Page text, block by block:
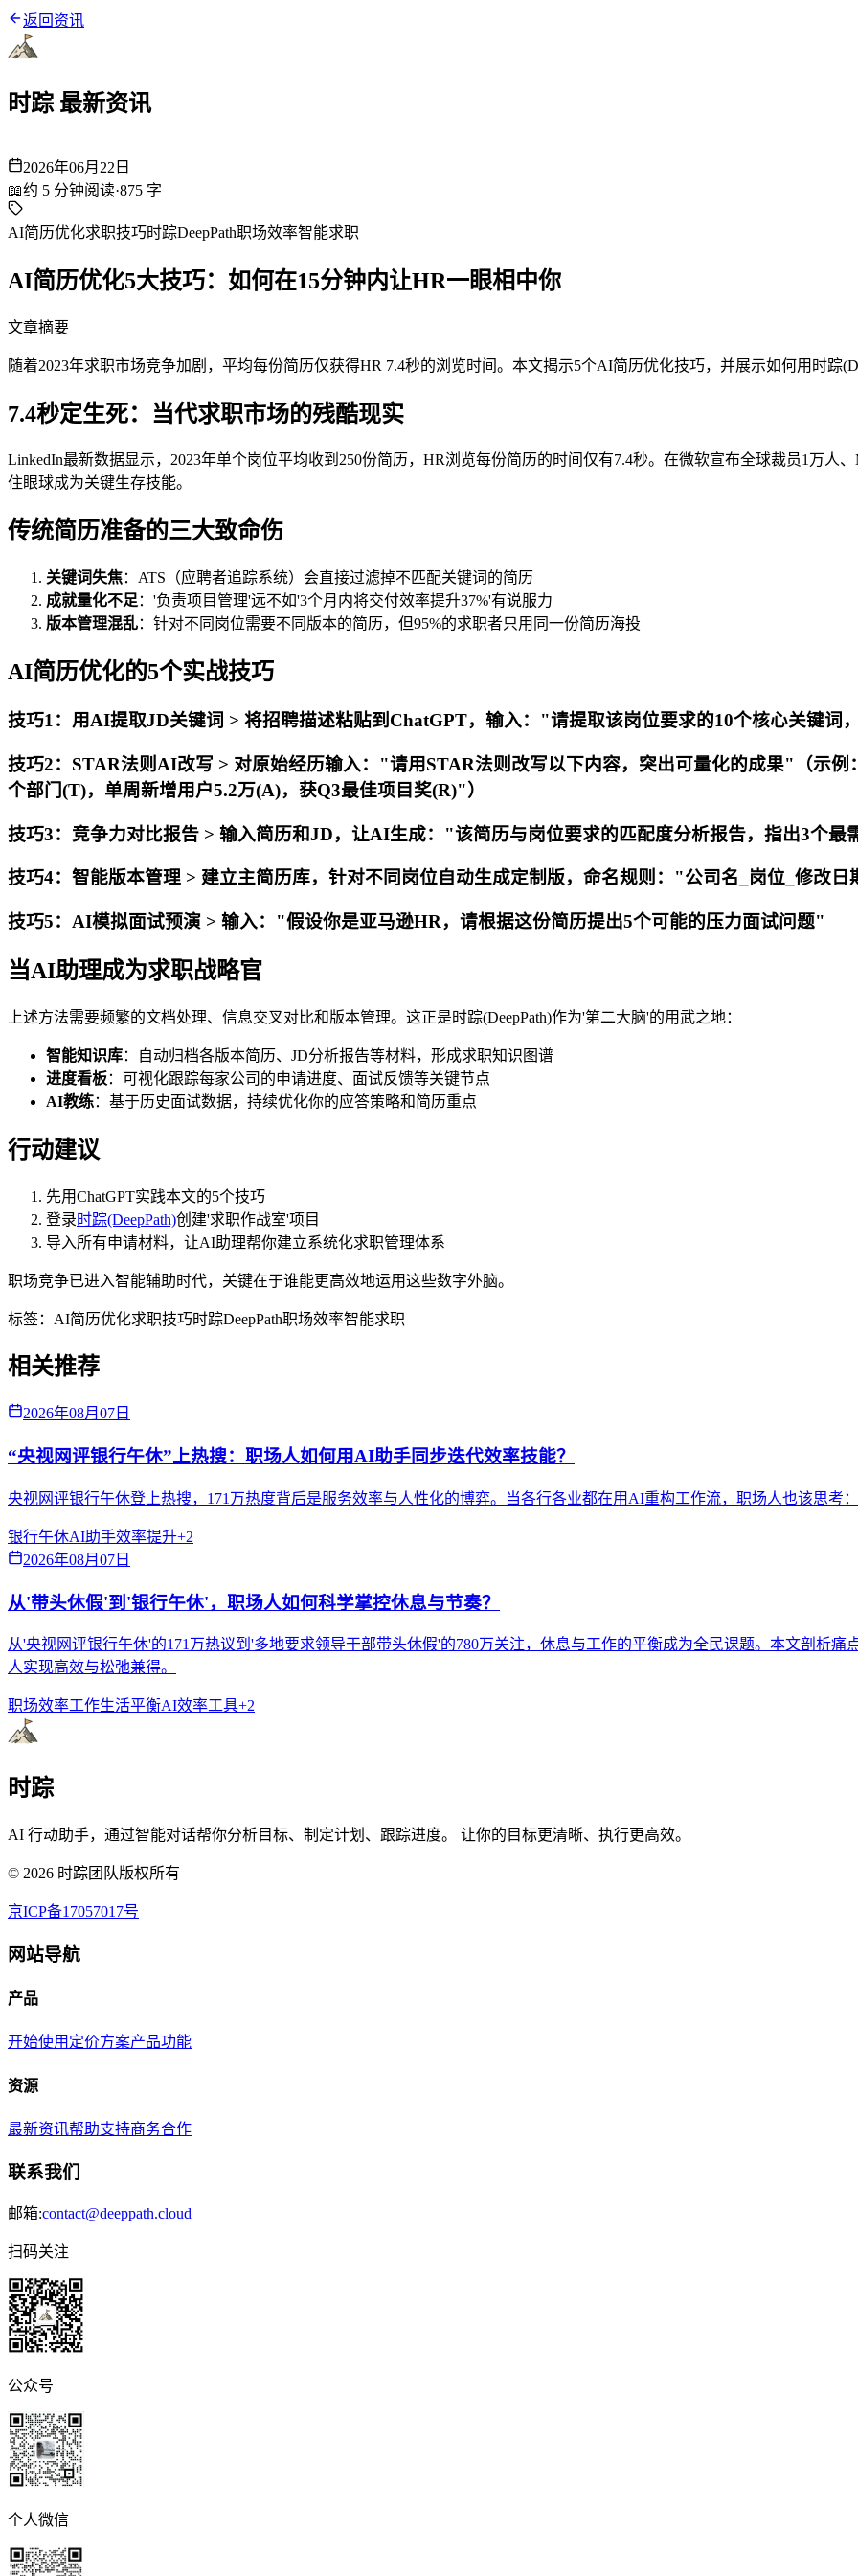
返回资讯
时踪 最新资讯
2026年06月22日
📖约 5 分钟阅读·875 字
AI简历优化求职技巧时踪DeepPath职场效率智能求职
AI简历优化5大技巧：如何在15分钟内让HR一眼相中你
文章摘要
随着2023年求职市场竞争加剧，平均每份简历仅获得HR 7.4秒的浏览时间。本文揭示5个AI简历优化技巧，并展示如何用时踪
7.4秒定生死：当代求职市场的残酷现实
LinkedIn最新数据显示，2023年单个岗位平均收到250份简历，HR浏览每份简历的时间仅有7.4秒。在微软宣布全球裁员1万人
住眼球成为关键生存技能。
传统简历准备的三大致命伤
关键词失焦：ATS（应聘者追踪系统）会直接过滤掉不匹配关键词的简历
成就量化不足 ：'负责项目管理'远不如'3个月内将交付效率提升37%'有说服力
版本管理混乱：针对不同岗位需要不同版本的简历，但95%的求职者只用同一份简历海投
AI简历优化的5个实战技巧
技巧1：用AI提取JD关键词 > 将招聘描述粘贴到ChatGPT，输入："请提取该岗位要求的10个核心关键词
技巧2：STAR法则AI改写 > 对原始经历输入："请用STAR法则改写以下内容，突出可量化的成果"（示
个部门(T)，单周新增用户5.2万(A)，获Q3最佳项目奖(R)"）
技巧3：竞争力对比报告 > 输入简历和JD，让AI生成："该简历与岗位要求的匹配度分析报告，指出3个最
技巧4：智能版本管理 > 建立主简历库，针对不同岗位自动生成定制版，命名规则："公司名_岗位_修改日
技巧5：AI模拟面试预演 > 输入："假设你是亚马逊HR，请根据这份简历提出5个可能的压力面试问题"
当AI助理成为求职战略官
上述方法需要频繁的文档处理、信息交叉对比和版本管理。这正是时踪(DeepPath)作为'第二大脑'的用武之地：
智能知识库：自动归档各版本简历、JD分析报告等材料，形成求职知识图谱
进度看板：可视化跟踪每家公司的申请进度、面试反馈等关键节点
AI教练：基于历史面试数据，持续优化你的应答策略和简历重点
行动建议
先用ChatGPT实践本文的5个技巧
登录时踪(DeepPath)创建'求职作战室'项目
导入所有申请材料，让AI助理帮你建立系统化求职管理体系
职场竞争已进入智能辅助时代，关键在于谁能更高效地运用这些数字外脑。
标签： AI简历优化求职技巧时踪DeepPath职场效率智能求职
相关推荐
2026年08月07日
“央视网评银行午休”上热搜：职场人如何用AI助手同步迭代效率技能？
央视网评银行午休登上热搜，171万热度背后是服务效率与人性化的博弈。当各行各业都在用AI重构工作流，职场人也该思
银行午休AI助手效率提升+2
2026年08月07日
从'带头休假'到'银行午休'，职场人如何科学掌控休息与节奏？
从'央视网评银行午休'的171万热议到'多地要求领导干部带头休假'的780万关注，休息与工作的平衡成为全民课题。本文剖析
人实现高效与松弛兼得。
职场效率工作生活平衡AI效率工具+2
时踪
AI 行动助手，通过智能对话帮你分析目标、制定计划、跟踪进度。 让你的目标更清晰、执行更高效。
© 2026 时踪团队版权所有
京ICP备17057017号
网站导航
产品
开始使用 定价方案产品功能
资源
最新资讯帮助支持商务合作
联系我们
邮箱:contact@deeppath.cloud
扫码关注
公众号
个人微信